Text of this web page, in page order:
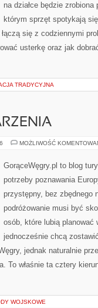
na działce będzie
którym sprzęt spotykają
się z codziennymi
usterkę oraz jak
TRADYCYJNA
MOŻLIWOŚĆ
GorąceWęgry.pl to blog
potrzeby poznawania
przystępny, bez zbędnego
podróżowanie musi być
osób, które lubią
jednocześnie chcą
jednak naturalnie
To właśnie ta cztery
WOJSKOWE